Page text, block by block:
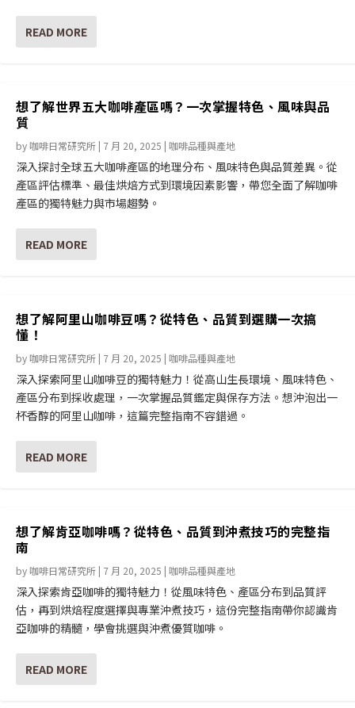
READ MORE
想了解世界五大咖啡產區嗎？一次掌握特色、風味與品
質
by咖啡日常研究所 | 7 月 20, 2025 | 咖啡品種與產地
深入探討全球五大咖啡產區的地理分布、風味特色與品質差異。從
產區評估標準、最佳烘焙方式到環境因素影響，帶您全面了解咖啡
產區的獨特魅力與市場趨勢。
READ MORE
想了解阿里山咖啡豆嗎？從特色、品質到選購一次搞
懂！
by咖啡日常研究所 | 7 月 20, 2025 | 咖啡品種與產地
深入探索阿里山咖啡豆的獨特魅力！從高山生長環境、風味特色、
產區分布到採收處理，一次掌握品質鑑定與保存方法。想沖泡出一
杯香醇的阿里山咖啡，這篇完整指南不容錯過。
READ MORE
想了解肯亞咖啡嗎？從特色、品質到沖煮技巧的完整指
南
by咖啡日常研究所 | 7 月 20, 2025 | 咖啡品種與產地
深入探索肯亞咖啡的獨特魅力！從風味特色、產區分布到品質評
估，再到烘焙程度選擇與專業沖煮技巧，這份完整指南帶你認識肯
亞咖啡的精髓，學會挑選與沖煮優質咖啡。
READ MORE